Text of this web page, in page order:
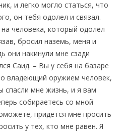
и легко могло статься, что
он тебя одолел и связал.
человека, который одолел
бросил наземь, меня и
они накинули мне сзади
Саид. – Вы у себя на базаре
владеющий оружием человек,
спасли мне жизнь, и я вам
собираетесь со мной
придется мне просить
у тех, кто мне равен. Я